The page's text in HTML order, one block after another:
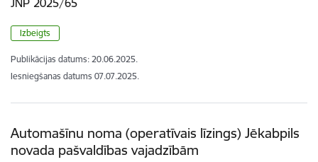
Izbeigts
Publikācijas datums: 20.06.2025.
Iesniegšanas datums 07.07.2025.
Automašīnu noma (operatīvais līzings) Jēkabpils
novada pašvaldības vajadzībām